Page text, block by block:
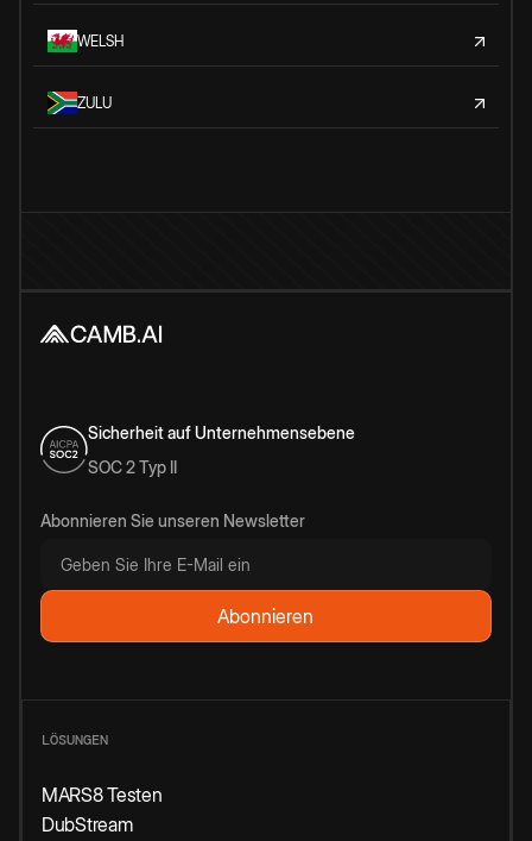
WELSH
ZULU
Sicherheit auf Unternehmensebene
SOC 2 Typ II
Abonnieren Sie unseren Newsletter
LÖSUNGEN
MARS8 Testen
DubStream